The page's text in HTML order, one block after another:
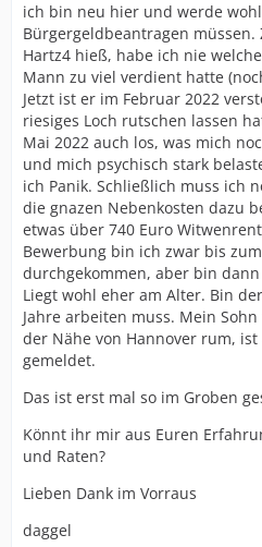
ich bin neu hier und werde
Bürgergeldbeantragen müssen.
Hartz4 hieß, habe ich nie
Mann zu viel verdient hatte
Jetzt ist er im Februar 2022
riesiges Loch rutschen lassen
Mai 2022 auch los, was mich
und mich psychisch stark
ich Panik. Schließlich muss ich
die gnazen Nebenkosten dazu
etwas über 740 Euro
Bewerbung bin ich zwar bis
durchgekommen, aber bin
Liegt wohl eher am Alter. Bin
Jahre arbeiten muss. Mein
der Nähe von Hannover rum,
gemeldet.
Das ist erst mal so im Groben
Könnt ihr mir aus Euren
und Raten?
Lieben Dank im Vorraus
daggel